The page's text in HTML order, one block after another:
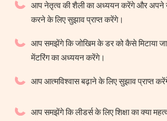
आप नेतृत्व की शैली का अध्ययन करेंगे और अपने
करने के लिए सुझाव प्राप्त करेंगे।
आप समझेंगे कि जोखिम के डर को कैसे मिटाया
मेंटरिंग का अध्ययन करेंगे।
आप आत्मविश्वास बढ़ाने के लिए सुझाव प्राप्त
आप समझेंगे कि लीडर्स के लिए शिक्षा का क्या